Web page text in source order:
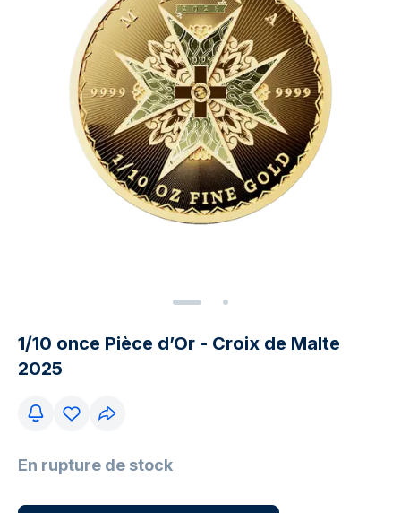
1/10 once Pièce d’Or - Croix de Malte
2025
En rupture de stock